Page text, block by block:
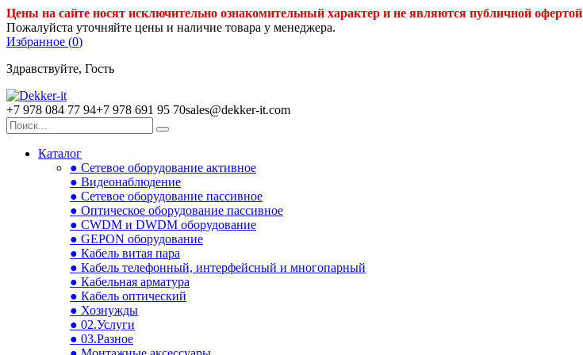
Цены на сайте носят исключительно ознакомительный характер и не являются публичной офертой
Пожалуйста уточняйте цены и наличие товара у менеджера.
Избранное (0)
Здравствуйте, Гость
+7 978 084 77 94+7 978 691 95 70sales@dekker-it.com
Каталог
● Сетевое оборудование активное
● Видеонаблюдение
● Сетевое оборудование пассивное
● Оптическое оборудование пассивное
● CWDM и DWDM оборудование
● GEPON оборудование
● Кабель витая пара
● Кабель телефонный, интерфейсный и многопарный
● Кабельная арматура
● Кабель оптический
● Хознужды
● 02.Услуги
● 03.Разное